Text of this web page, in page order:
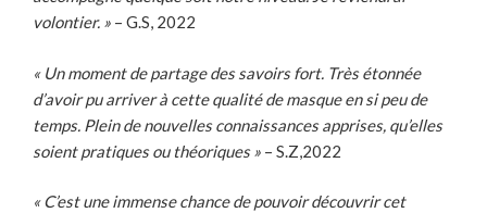
volontier. » – G.S, 2022
« Un moment de partage des savoirs fort. Très étonnée
d’avoir pu arriver à cette qualité de masque en si peu de
temps. Plein de nouvelles connaissances apprises, qu’elles
soient pratiques ou théoriques » – S.Z,2022
« C’est une immense chance de pouvoir découvrir cet